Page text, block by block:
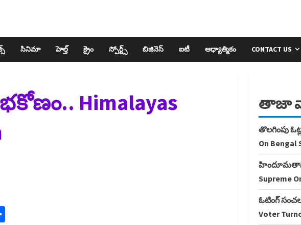
సినిమా హెల్త్​ క్రైం స్పోర్ట్స్​ బిజినెస్​ ఐటీ ఆధ్యాత్మికం CONTACT US
Himalayas
తాజా
తొలగింపు
On Bengal
Supreme
ఓటింగ్
Voter